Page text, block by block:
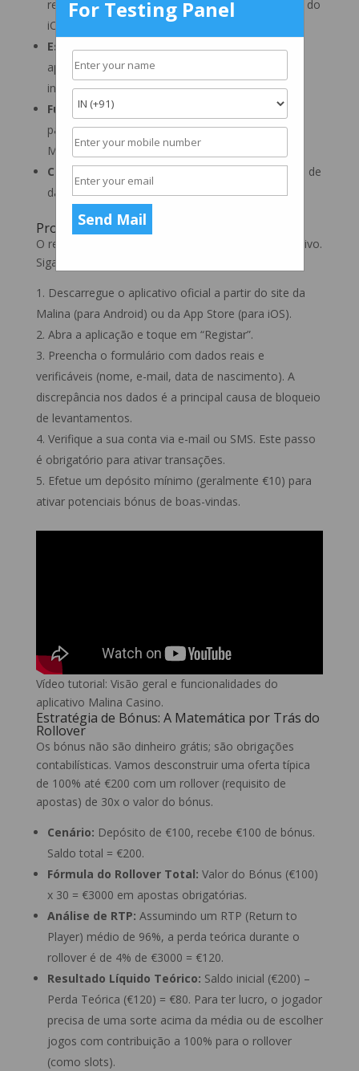
requer a versão 7.0 ou superior. Para iOS, precisa do
iOS 12.0 ou mais recente.
Espaço de Armazenamento:Reserve
aproximadamente 80-100 MB para a instalação
inicial (os dados da cache podem aumentar).
Fundos para Jogar:
Tenha o seu método de
pagamento preferido à mão (ex: Multibanco,
MBWay, cartão Visa).
Conectividade:Uma rede Wi-Fi estável ou plano de
dados robusto é essencial para jogos ao vivo.
Processo de Registo e Primeiro Acesso
O registo é unificado entre a versão web e o aplicativo.
Siga estes passos:
Descarregue o aplicativo oficial a partir do site da
Malina (para Android) ou da App Store (para iOS).
Abra a aplicação e toque em “Registar”.
Preencha o formulário com dados reais e
verificáveis (nome, e-mail, data de nascimento). A
discrepância nos dados é a principal causa de bloqueio
de levantamentos.
Verifique a sua conta via e-mail ou SMS. Este passo
é obrigatório para ativar transações.
Efetue um depósito mínimo (geralmente €10) para
ativar potenciais bónus de boas-vindas.
Vídeo tutorial: Visão geral e funcionalidades do
aplicativo Malina Casino.
Estratégia de Bónus: A Matemática por Trás do
Rollover
Os bónus não são dinheiro grátis; são obrigações
contabilísticas. Vamos desconstruir uma oferta típica
de 100% até €200 com um rollover (requisito de
apostas) de 30x o valor do bónus.
Cenário: Depósito de €100, recebe €100 de bónus.
Saldo total = €200.
Fórmula do Rollover Total: Valor do Bónus (€100)
x 30 = €3000 em apostas obrigatórias.
Análise de RTP: Assumindo um RTP (Return to
Player) médio de 96%, a perda teórica durante o
rollover é de 4% de €3000 = €120.
Resultado Líquido Teórico: Saldo inicial (€200) –
Perda Teórica (€120) = €80. Para ter lucro, o jogador
precisa de uma sorte acima da média ou de escolher
jogos com contribuição a 100% para o rollover
(como slots).
For Testing Panel